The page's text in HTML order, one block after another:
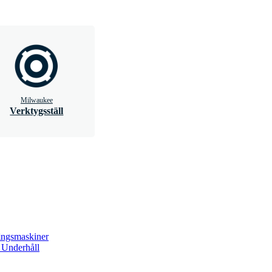
Milwaukee
Verktygsställ